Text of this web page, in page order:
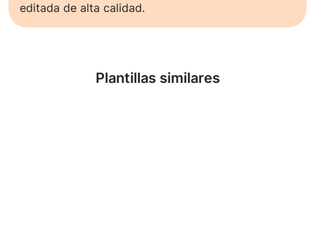
editada de alta calidad.
Plantillas similares
Saber más